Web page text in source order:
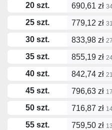
20 szt. 690,61 zł
25 szt. 779,12 zł
30 szt. 833,98 zł
35 szt. 855,19 zł
40 szt. 842,74 zł
45 szt. 796,63 zł
50 szt. 716,87 zł
55 szt. 759,50 zł